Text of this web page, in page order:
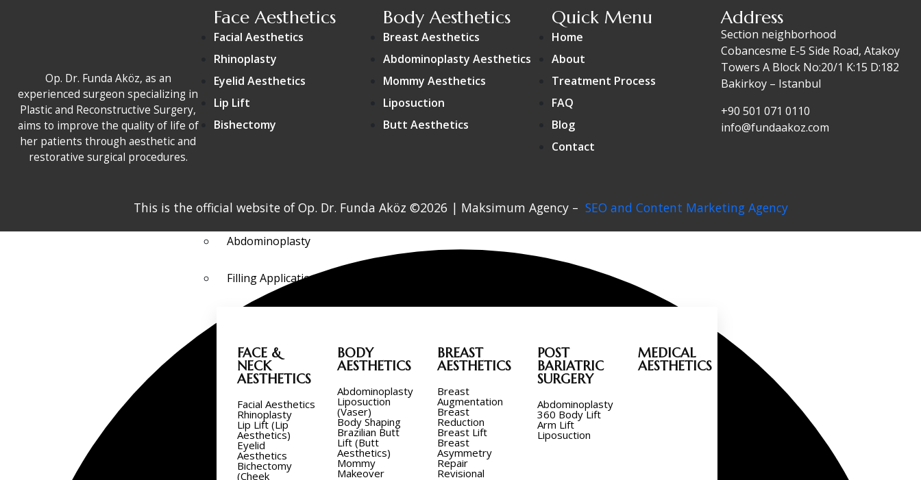
Filling Applications
Mesotherapy(hair-face-neck)
Facial Aesthetics
Breast Aesthetics
Abdominoplasty
Filling Applications
FACE &
NECK
AESTHETICS
Facial Aesthetics
Rhinoplasty
Lip Lift (Lip
Aesthetics)
Eyelid
Aesthetics
Bichectomy
(Cheek
BODY
AESTHETICS
Abdominoplasty
Liposuction
(Vaser)
Body Shaping
Brazilian Butt
Lift (Butt
Aesthetics)
Mommy
Makeover
BREAST
AESTHETICS
Breast
Augmentation
Breast
Reduction
Breast Lift
Breast
Asymmetry
Repair
Revisional
POST
BARIATRIC
SURGERY
Abdominoplasty
360 Body Lift
Arm Lift
Liposuction
MEDICAL
AESTHETICS
Op. Dr. Funda Aköz, as an
experienced surgeon specializing in
Plastic and Reconstructive Surgery,
aims to improve the quality of life of
her patients through aesthetic and
restorative surgical procedures.
Face Aesthetics
Facial Aesthetics
Rhinoplasty
Eyelid Aesthetics
Lip Lift
Bishectomy
Body Aesthetics
Breast Aesthetics
Abdominoplasty Aesthetics
Mommy Aesthetics
Liposuction
Butt Aesthetics
Quick Menu
Home
About
Treatment Process
FAQ
Blog
Contact
Address
Section neighborhood
Cobancesme E-5 Side Road, Atakoy
Towers A Block No:20/1 K:15 D:182
Bakirkoy – Istanbul
+90 501 071 0110
info@fundaakoz.com
This is the official website of Op. Dr. Funda Aköz ©2026 | Maksimum Agency – SEO and Content Marketing Agency